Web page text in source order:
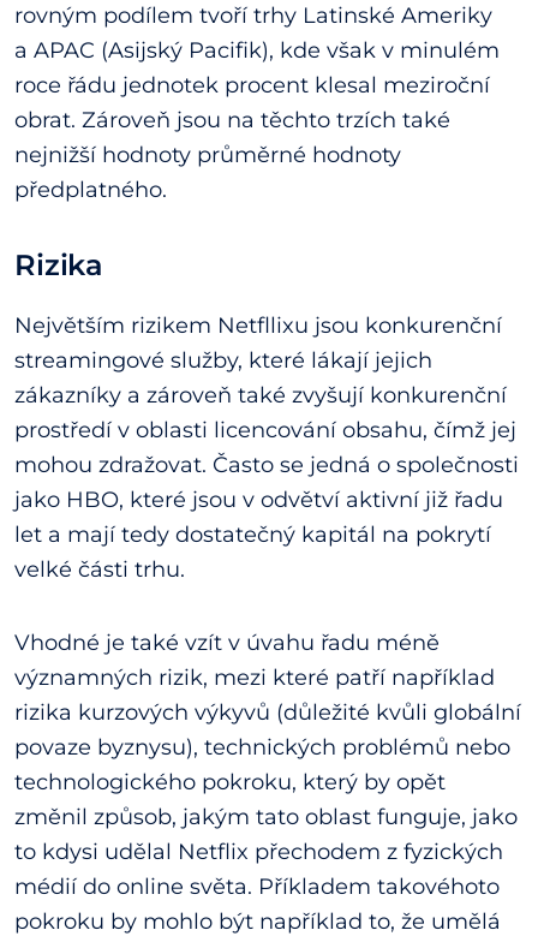
rovným podílem tvoří trhy Latinské Ameriky
a APAC (Asijský Pacifik), kde však v minulém
roce řádu jednotek procent klesal meziroční
obrat. Zároveň jsou na těchto trzích také
nejnižší hodnoty průměrné hodnoty
předplatného.
Rizika
Největším rizikem Netfllixu jsou konkurenční
streamingové služby, které lákají jejich
zákazníky a zároveň také zvyšují konkurenční
prostředí v oblasti licencování obsahu, čímž jej
mohou zdražovat. Často se jedná o společnosti
jako HBO, které jsou v odvětví aktivní již řadu
let a mají tedy dostatečný kapitál na pokrytí
velké části trhu.
Vhodné je také vzít v úvahu řadu méně
významných rizik, mezi které patří například
rizika kurzových výkyvů (důležité kvůli globální
povaze byznysu), technických problémů nebo
technologického pokroku, který by opět
změnil způsob, jakým tato oblast funguje, jako
to kdysi udělal Netflix přechodem z fyzických
médií do online světa. Příkladem takovéhoto
pokroku by mohlo být například to, že umělá